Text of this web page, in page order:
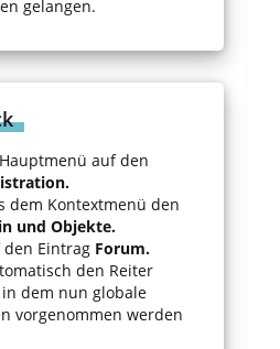
gelangen.
auf den
dem Kontextmenü den
und Objekte.
den Eintrag Forum.
den Reiter
in dem nun globale
vorgenommen werden